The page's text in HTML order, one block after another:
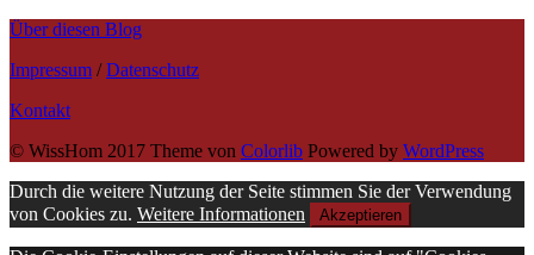
Über diesen Blog
Impressum /Datenschutz
Kontakt
© WissHom 2017 Theme von Colorlib Powered by WordPress
Durch die weitere Nutzung der Seite stimmen Sie der Verwendung
von Cookies zu. Weitere Informationen Akzeptieren